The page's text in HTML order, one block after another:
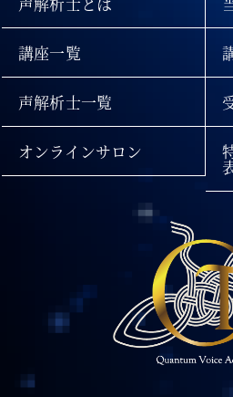
講座一覧
声解析士一覧
オンラインサロン